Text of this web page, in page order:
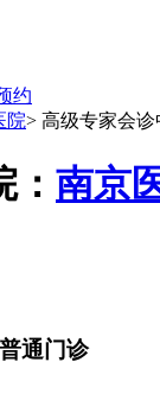
约
院> 高级专家会诊
： 南京
通门诊